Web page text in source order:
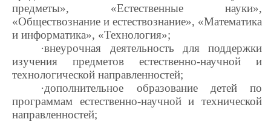
предметы», «Естественные науки»,
«Обществознание и естествознание», «Математика
и информатика», «Технология»;
·внеурочная деятельность для поддержки
изучения предметов естественно-научной и
технологической направленностей;
·дополнительное образование детей по
программам естественно-научной и технической
направленностей;